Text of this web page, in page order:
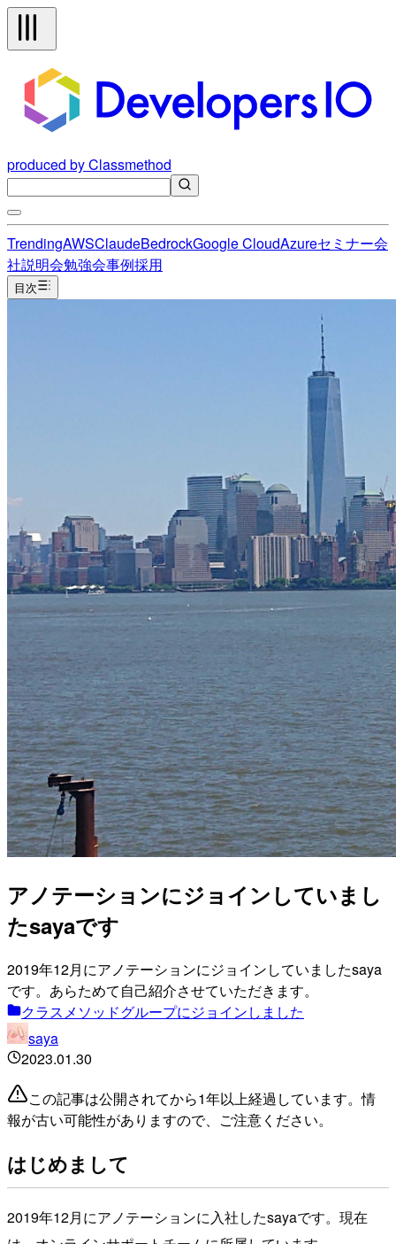
produced by Classmethod
TrendingAWSClaudeBedrockGoogle CloudAzureセミナー会
社説明会勉強会事例採用
目次
アノテーションにジョインしていまし
たsayaです
2019年12月にアノテーションにジョインしていましたsaya
です。あらためて自己紹介させていただきます。
クラスメソッドグループにジョインしました
saya
2023.01.30
この記事は公開されてから1年以上経過しています。情
報が古い可能性がありますので、ご注意ください。
はじめまして
2019年12月にアノテーションに入社したsayaです。現在